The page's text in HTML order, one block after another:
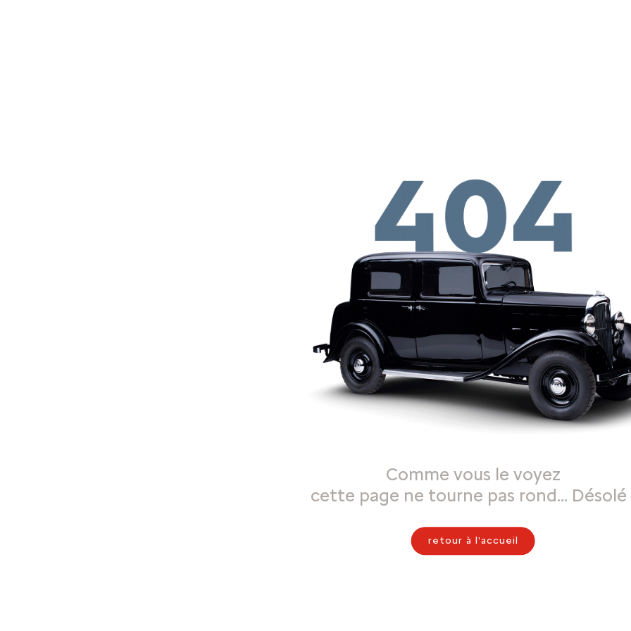
Comme vous le voyez
cette page ne tourne pas rond… Désolé
retour à l'accueil